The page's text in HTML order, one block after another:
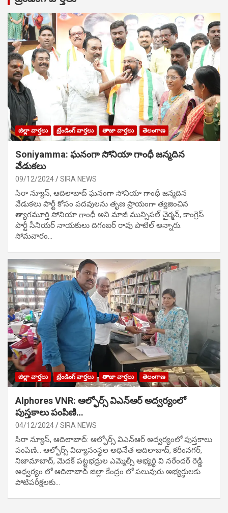
జిల్లా వార్తలు ట్రేండింగ్ వార్తలు తాజా వార్తలు తెలంగాణ
Soniyamma: ఘ‌నంగా సోనియా గాంధీ జ‌న్మ‌దిన
వేడుక‌లు
09/12/2024 SIRA NEWS
సిరా న్యూస్, ఆదిలాబాద్ ఘ‌నంగా సోనియా గాంధీ జ‌న్మ‌దిన
వేడుక‌లు పార్టీ కోసం ప‌ద‌వుల‌ను తృణ ప్రాయంగా త్య‌జించిన
త్యాగమూర్తి సోనియా గాంధీ అని మాజీ మున్సిప‌ల్ చైర్మ‌న్, కాంగ్రెస్
పార్టీ సీనియ‌ర్ నాయ‌కులు దిగంబ‌ర్ రావు పాటిల్ అన్నారు.
సోమవారం…
జిల్లా వార్తలు ట్రేండింగ్ వార్తలు తాజా వార్తలు తెలంగాణ
Alphores VNR: ఆల్ఫోర్స్ విఎన్ఆర్ అద్వర్యంలో
పుస్తకాలు పంపిణి…
04/12/2024 SIRA NEWS
సిరా న్యూస్, ఆదిలాబాద్: ఆల్ఫోర్స్ విఎన్ఆర్ అద్వర్యంలో పుస్తకాలు
పంపిణి… ఆల్ఫోర్స్ విద్యాసంస్థల అధినేత ఆదిలాబాద్, కరీంనగర్,
నిజామాబాద్, మెదక్ పట్టభద్రుల ఎమ్మెల్సీ అభ్యర్థి వి నరేందర్ రెడ్డి
అధ్వర్యం లో ఆదిలాబాద్ జిల్లా కేంద్రం లో పలువురు అభ్యర్థులకు
పోటిప‌రీక్ష‌ల‌కు…